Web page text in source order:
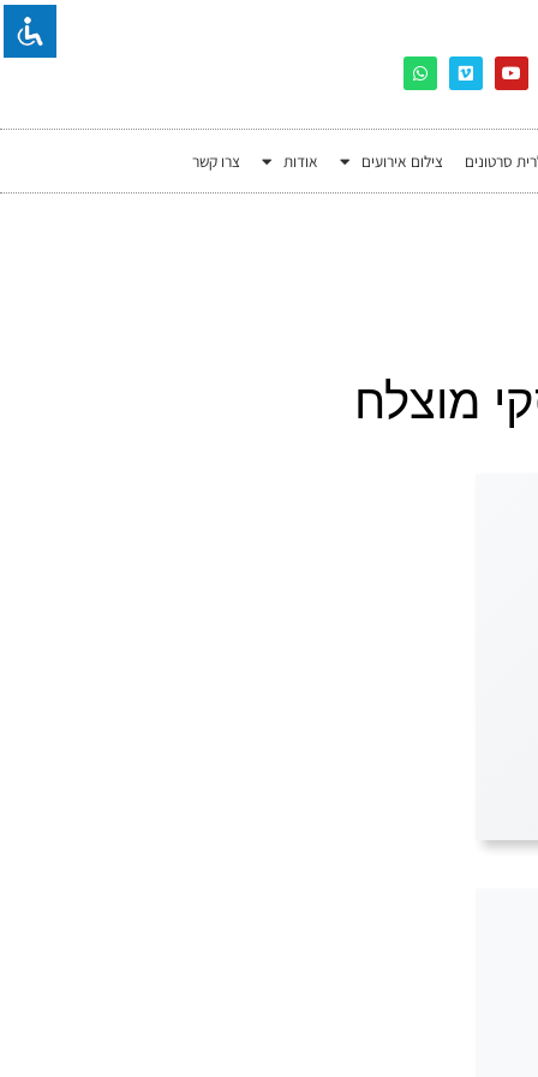
סרטונים צילום אירועים אודות צרו קשר
מוצלח